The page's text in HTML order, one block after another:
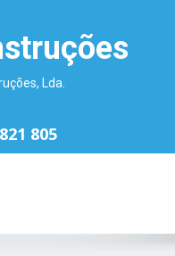
Lda.
805